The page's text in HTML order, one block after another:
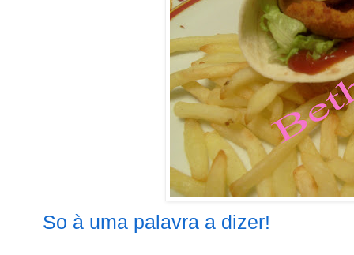
So à uma palavra a dizer!